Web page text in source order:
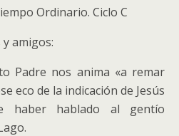
Ordinario. Ciclo C
amigos:
Padre nos anima «a remar
eco de la indicación de Jesús
haber hablado al gentío